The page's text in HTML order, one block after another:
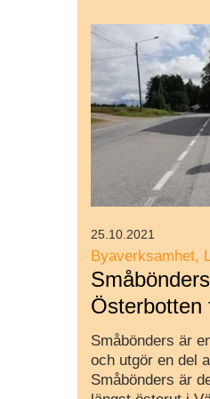
Byaverksamhet
Österbotten
Småbönders är
och utgör en del
Småbönders är
25.10.2021